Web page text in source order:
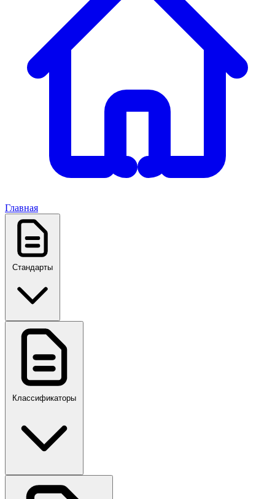
Главная
Стандарты
ГОСТ, ГОСТ Р, ПНСТ
ПР,Р,ПМГ,РМГ
Классификаторы